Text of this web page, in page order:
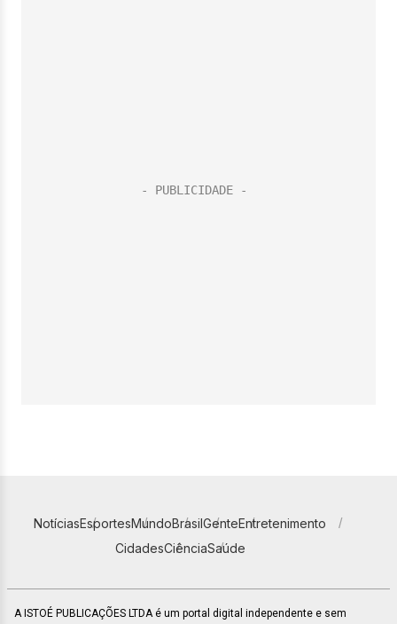
NotíciasEsportesMundoBrasilGenteEntretenimento
CidadesCiênciaSaúde
A ISTOÉ PUBLICAÇÕES LTDA é um portal digital independente e sem